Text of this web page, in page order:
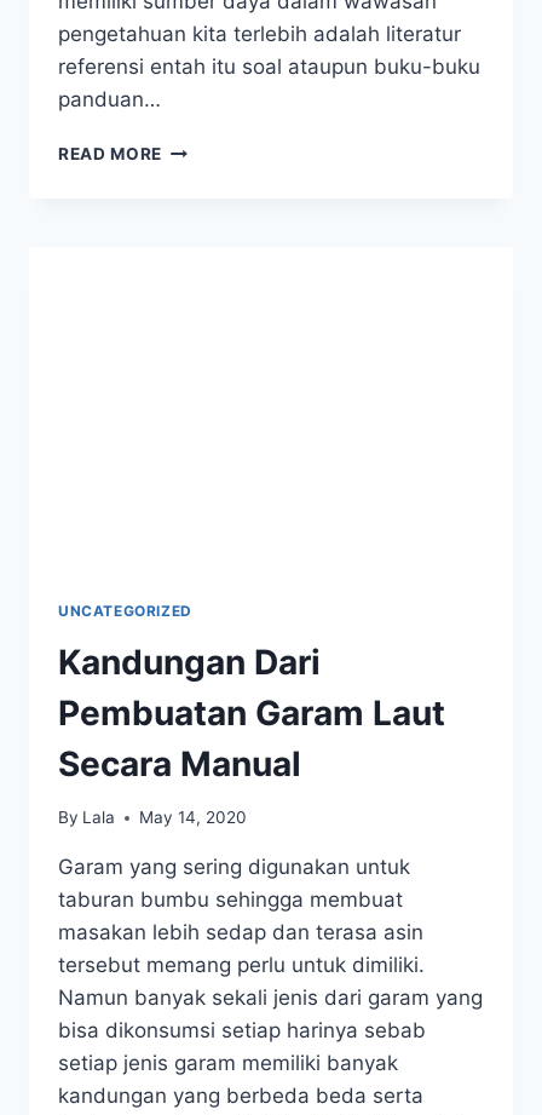
pengetahuan kita terlebih adalah literatur
referensi entah itu soal ataupun buku-buku
panduan…
READ MORE MENGENAL
UNCATEGORIZED
Kandungan Dari
Pembuatan Garam Laut
Secara Manual
By Lala May 14, 2020
Garam yang sering digunakan untuk
taburan bumbu sehingga membuat
masakan lebih sedap dan terasa asin
tersebut memang perlu untuk dimiliki.
Namun banyak sekali jenis dari garam yang
bisa dikonsumsi setiap harinya sebab
setiap jenis garam memiliki banyak
kandungan yang berbeda beda serta